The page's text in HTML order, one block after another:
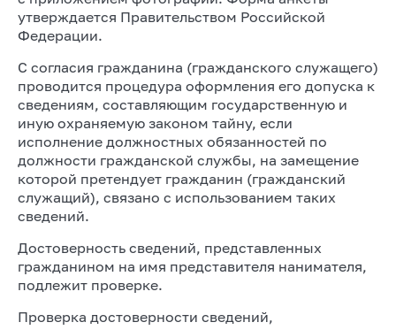
утверждается Правительством Российской
Федерации.
С согласия гражданина (гражданского служащего)
проводится процедура оформления его допуска к
сведениям, составляющим государственную и
иную охраняемую законом тайну, если
исполнение должностных обязанностей по
должности гражданской службы, на замещение
которой претендует гражданин (гражданский
служащий), связано с использованием таких
сведений.
Достоверность сведений, представленных
гражданином на имя представителя нанимателя,
подлежит проверке.
Проверка достоверности сведений,